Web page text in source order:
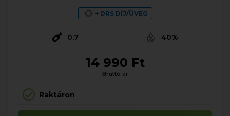
+ DRS DÍJ/ÜVEG
0,7 40%
14 990 Ft
Bruttó ár
Raktáron